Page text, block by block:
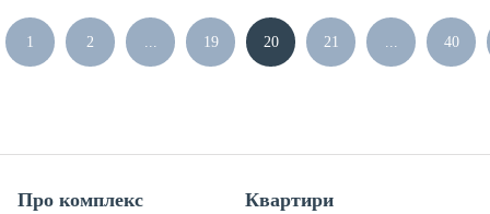
1 2 19 20 21 40
Про комплекс Квартири